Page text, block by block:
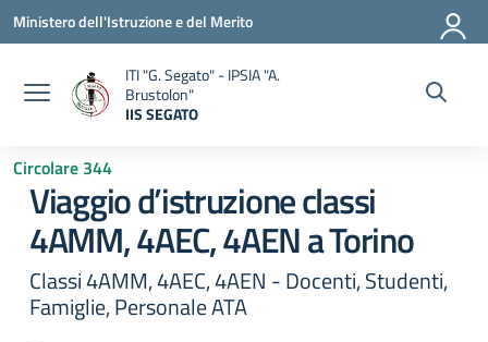
Vai ai contenuti
Vai al menu di navigazione
Vai al footer
Ministero dell'Istruzione e del Merito
ITI "G. Segato" - IPSIA "A.
Brustolon"
IIS SEGATO
Circolare 344
Viaggio d’istruzione classi
4AMM, 4AEC, 4AEN a Torino
Classi 4AMM, 4AEC, 4AEN - Docenti, Studenti,
Famiglie, Personale ATA